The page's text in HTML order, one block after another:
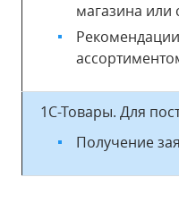
магазина или
1С-Товары. Для
Получение